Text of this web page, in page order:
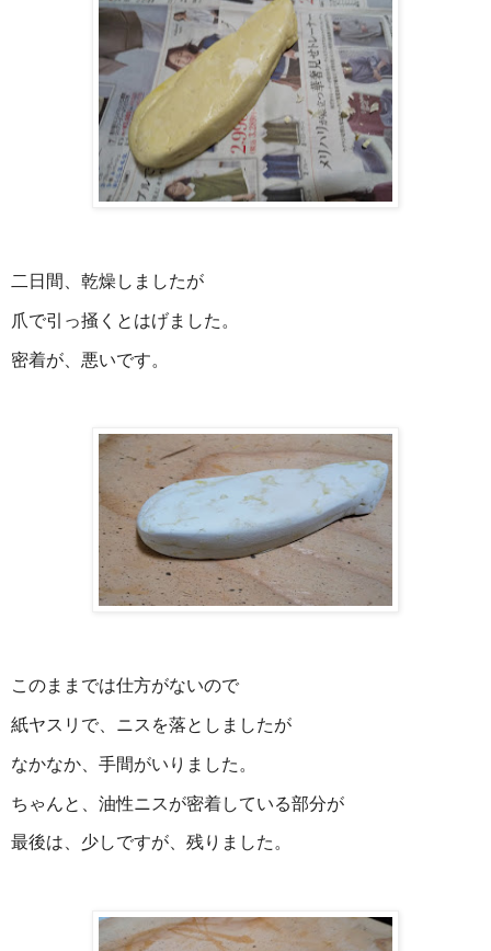
二日間、乾燥しましたが
爪で引っ掻くとはげました。
密着が、悪いです。
このままでは仕方がないので
紙ヤスリで、ニスを落としましたが
なかなか、手間がいりました。
ちゃんと、油性ニスが密着している部分が
最後は、少しですが、残りました。